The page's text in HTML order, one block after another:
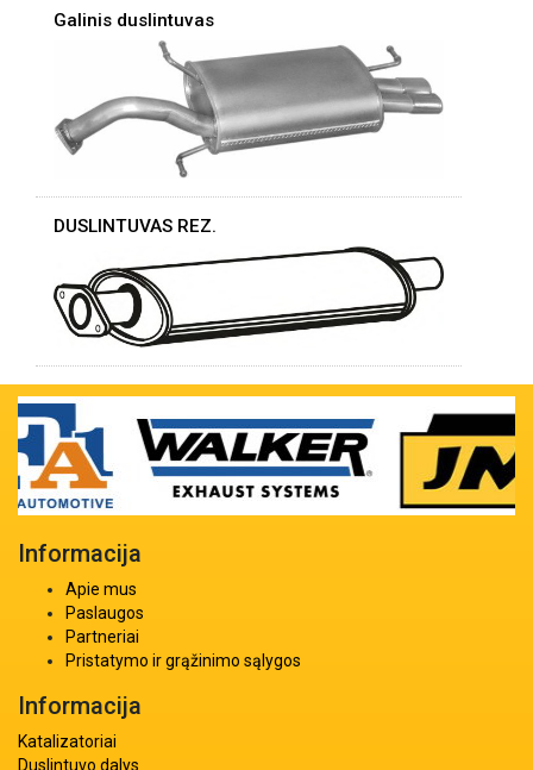
Galinis duslintuvas
DUSLINTUVAS REZ.
Informacija
Apie mus
Paslaugos
Partneriai
Pristatymo ir grąžinimo sąlygos
Informacija
Katalizatoriai
Duslintuvo dalys